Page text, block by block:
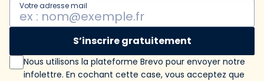
Votre adresse mail
S’inscrire gratuitement
Nous utilisons la plateforme Brevo pour envoyer notre
infolettre. En cochant cette case, vous acceptez que